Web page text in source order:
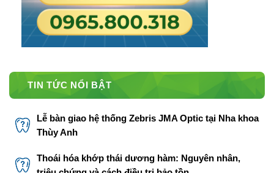
TIN TỨC NỔI BẬT
Lễ bàn giao hệ thống Zebris JMA Optic tại Nha khoa
Thùy Anh
Thoái hóa khớp thái dương hàm: Nguyên nhân,